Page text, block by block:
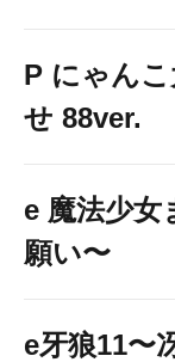
P にゃん
せ 88ver.
e 魔法少
願い〜
e牙狼11〜